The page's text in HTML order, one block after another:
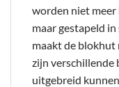
worden niet meer
maar gestapeld
maakt de blokhut
zijn verschillende
uitgebreid